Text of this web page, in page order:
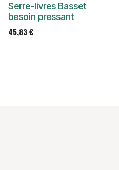
Serre-livres Basset
besoin pressant
45,83€